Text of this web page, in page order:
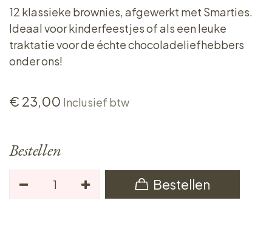
12 klassieke brownies, afgewerkt met Smarties.
Ideaal voor kinderfeestjes of als een leuke
traktatie voor de échte chocoladeliefhebbers
onder ons!
€ 23,00 Inclusief btw
Bestellen
Bestellen